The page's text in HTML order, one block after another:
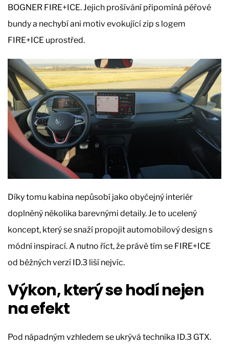
BOGNER FIRE+ICE. Jejich prošívání připomíná péřové
bundy a nechybí ani motiv evokující zip s logem
FIRE+ICE uprostřed.
Díky tomu kabina nepůsobí jako obyčejný interiér
doplněný několika barevnými detaily. Je to ucelený
koncept, který se snaží propojit automobilový design s
módní inspirací. A nutno říct, že právě tím se FIRE+ICE
od běžných verzí ID.3 liší nejvíc.
Výkon, který se hodí nejen
na efekt
Pod nápadným vzhledem se ukrývá technika ID.3 GTX.